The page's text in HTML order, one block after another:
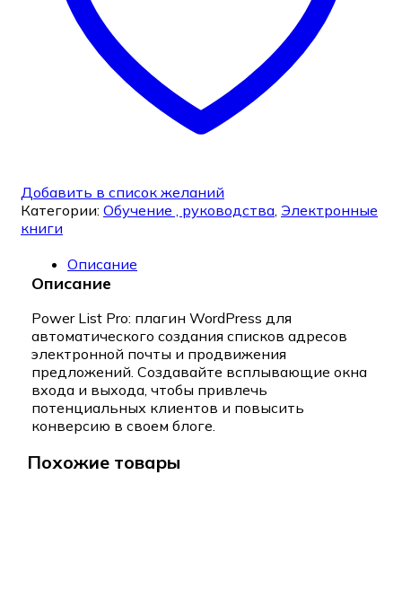
Добавить в список желаний
Категории: Обучение , руководства, Электронные
книги
Описание
Описание
Power List Pro: плагин WordPress для
автоматического создания списков адресов
электронной почты и продвижения
предложений. Создавайте всплывающие окна
входа и выхода, чтобы привлечь
потенциальных клиентов и повысить
конверсию в своем блоге.
Похожие товары